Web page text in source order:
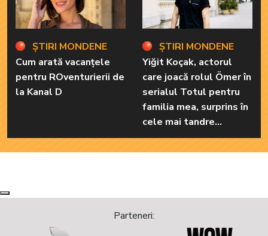
ȘTIRI MONDENE
Cum arată vacanțele
pentru ROventurierii de
la Kanal D
ȘTIRI MONDENE
Yiğit Koçak, actorul
care joacă rolul Ömer în
serialul Totul pentru
familia mea, surprins în
cele mai tandre
ipostaze! Ele sunt
marile sale iubiri
Next
Previous
Parteneri: